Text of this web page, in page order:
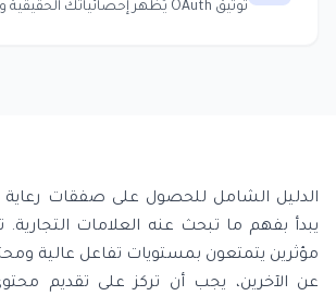
توثيق OAuth يُظهر إحصائياتك الحقيقية ويبني الثقة
الدليل الشامل للحصول على صفقات رعاية
يبدأ بفهم ما تبحث عنه العلامات
مؤثرين يتمتعون بمستويات تفاعل عالية
عن الآخرين، يجب أن تركز على تقديم